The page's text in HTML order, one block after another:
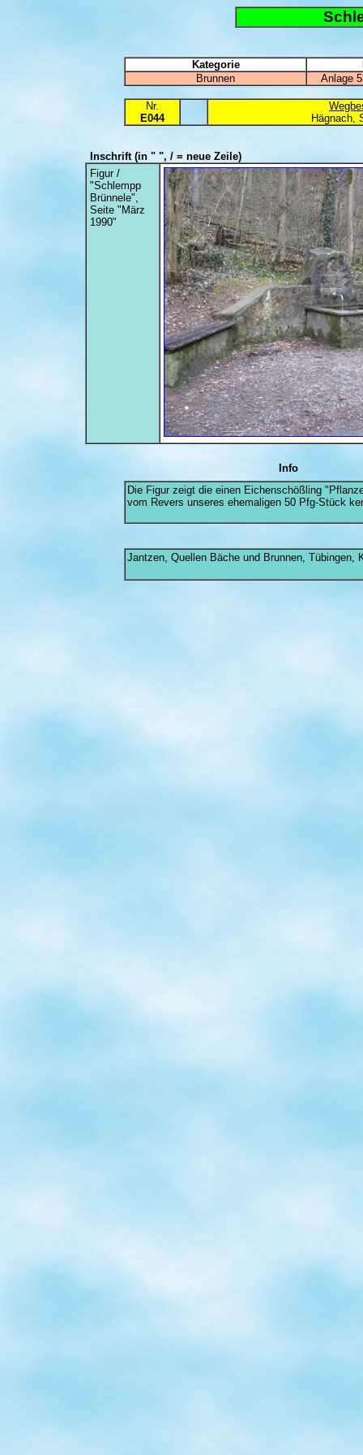
Kategorie
Brunnen
Anlage
Nr.
E044
Hägnach,
Inschrift(in " ", / = neue Zeile)
Figur /
"Schlempp
Brünnele",
Seite "März
1990"
Info
Die Figur zeigt die einen Eichenschößling
vom Revers unseres ehemaligen 50 Pfg-Stück
Jantzen, Quellen Bäche und Brunnen, Tübingen,